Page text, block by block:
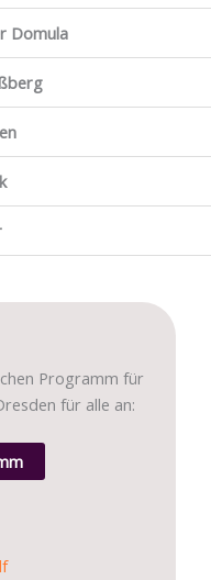
Domula
Programm für
für alle an: